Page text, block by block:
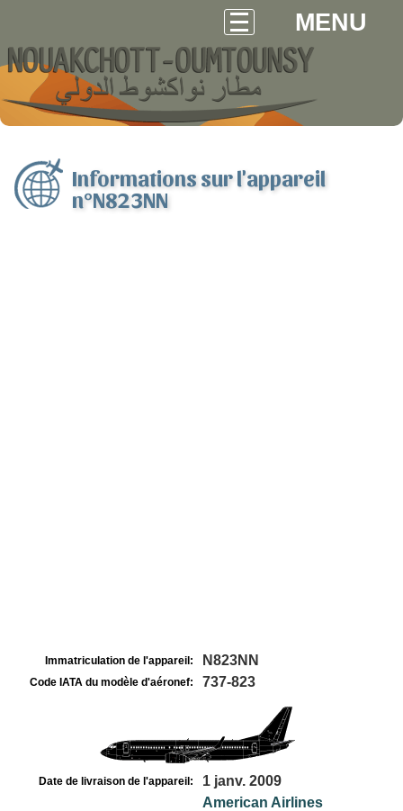
MENU
Informations sur l'appareil
n°N823NN
Immatriculation de l'appareil: N823NN
Code IATA du modèle d'aéronef: 737-823
Date de livraison de l'appareil: 1 janv. 2009
American Airlines